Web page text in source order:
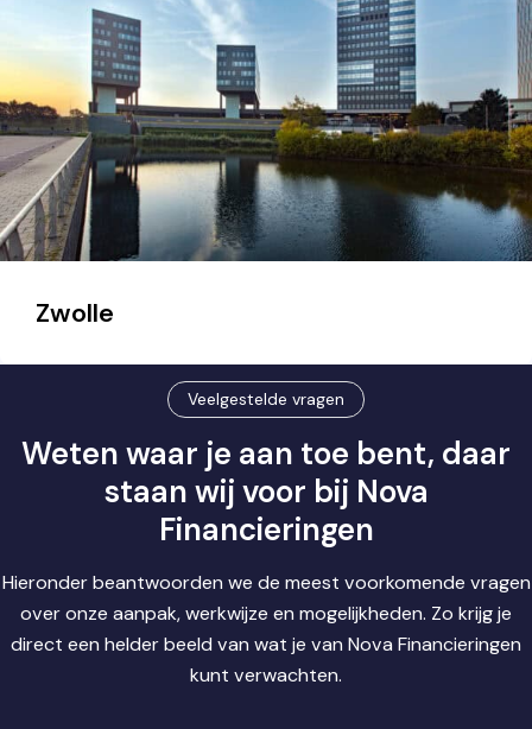
Zwolle
Veelgestelde vragen
Weten waar je aan toe bent, daar
staan wij voor bij Nova
Financieringen
Hieronder beantwoorden we de meest voorkomende vragen
over onze aanpak, werkwijze en mogelijkheden. Zo krijg je
direct een helder beeld van wat je van Nova Financieringen
kunt verwachten.